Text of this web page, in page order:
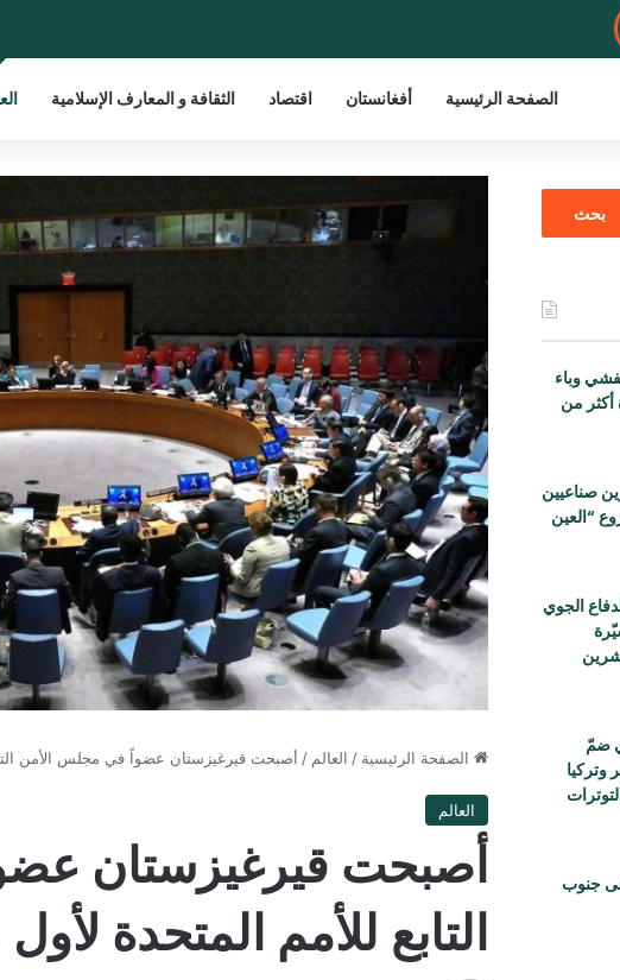
الصفحة الرئيسية أفغانستان اقتصاد الثقافة و المعارف الإسلامية
الصفحة الرئيسية / العالم / أصبحت قيرغيزستان عضواً في مجلس الأمن
العالم
أصبحت قيرغيزستان
التابع للأمم المتحدة
وباء
أكثر من
صناعيين
“العين
الجوي
ضمّ
وتركيا
جنوب